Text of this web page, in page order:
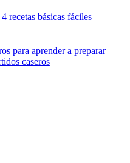
recetas básicas fáciles
para aprender a preparar
caseros